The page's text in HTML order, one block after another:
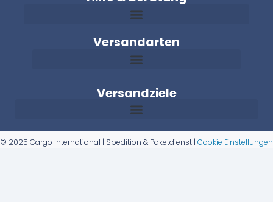
Versandarten
Versandziele
© 2025 Cargo International | Spedition & Paketdienst | Cookie Einstellungen